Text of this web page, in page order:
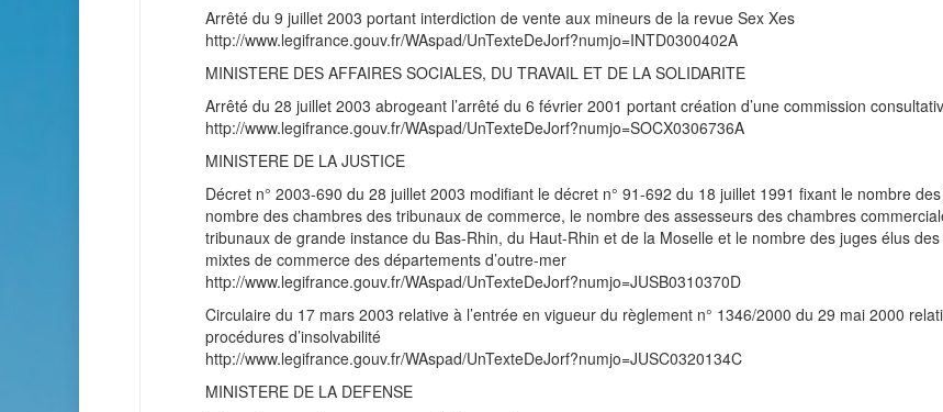
Arrêté du 9 juillet 2003 portant interdiction de vente aux mineurs de la revue Sex Xes
http://www.legifrance.gouv.fr/WAspad/UnTexteDeJorf?numjo=INTD0300402A
MINISTERE DES AFFAIRES SOCIALES, DU TRAVAIL ET DE LA SOLIDARITE
Arrêté du 28 juillet 2003 abrogeant l’arrêté du 6 février 2001 portant création d’une commission
http://www.legifrance.gouv.fr/WAspad/UnTexteDeJorf?numjo=SOCX0306736A
MINISTERE DE LA JUSTICE
Décret n° 2003-690 du 28 juillet 2003 modifiant le décret n° 91-692 du 18 juillet 1991 fixant le nombre
nombre des chambres des tribunaux de commerce, le nombre des assesseurs des chambres
tribunaux de grande instance du Bas-Rhin, du Haut-Rhin et de la Moselle et le nombre des juges élus
mixtes de commerce des départements d’outre-mer
http://www.legifrance.gouv.fr/WAspad/UnTexteDeJorf?numjo=JUSB0310370D
Circulaire du 17 mars 2003 relative à l’entrée en vigueur du règlement n° 1346/2000 du 29 mai 2000
procédures d’insolvabilité
http://www.legifrance.gouv.fr/WAspad/UnTexteDeJorf?numjo=JUSC0320134C
MINISTERE DE LA DEFENSE